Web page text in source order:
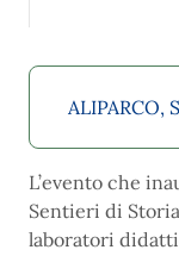
ALIPARCO,
L’evento che
Sentieri di
laboratori